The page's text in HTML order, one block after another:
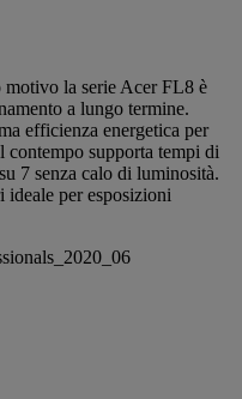
motivo la serie Acer FL8 è
a lungo termine.
efficienza energetica per
contempo supporta tempi di
7 senza calo di luminosità.
per esposizioni